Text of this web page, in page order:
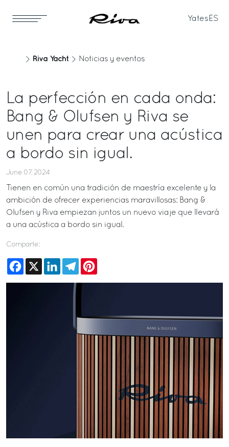
Yates ES
Riva Yacht Noticias y eventos
La perfección en cada onda:
Bang & Olufsen y Riva se
unen para crear una acústica
a bordo sin igual.
June 07, 2024
Tienen en común una tradición de maestría excelente y la
ambición de ofrecer experiencias maravillosas: Bang &
Olufsen y Riva empiezan juntos un nuevo viaje que llevará
a una acústica a bordo sin igual.
Comparte:
Facebook
X LinkedInTelegram